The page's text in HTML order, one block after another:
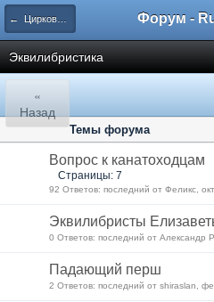
← Цирковые жанры
Эквилибристика
«
Назад
Темы форума
Вопрос к канатоходцам
Страницы: 7
92 Ответов: последний от Феликс,
Эквилибристы
0 Ответов: последний от Александр
Падающий перш
2 Ответов: последний от shiraslan,